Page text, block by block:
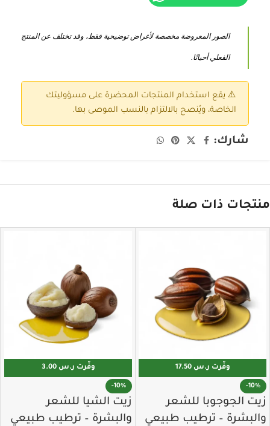
الصور المعروضة مخصصة لأغراض توضيحية فقط، وقد تختلف عن المنتج
الفعلي أحيانًا.
⚠️ يقع استخدام المنتجات المحضرة على مسؤوليتك
الخاصة، ويُنصح بالالتزام بالنسب الموصى بها.
شارك:
منتجات ذات صلة
وفّرت ⁦17.50 ر.س⁩
زيت الجوجوبا للشعر
والبشرة – ترطيب طبيعي
وفّرت ⁦3.00 ر.س⁩
زيت الشيا للشعر
والبشرة – ترطيب طبيعي